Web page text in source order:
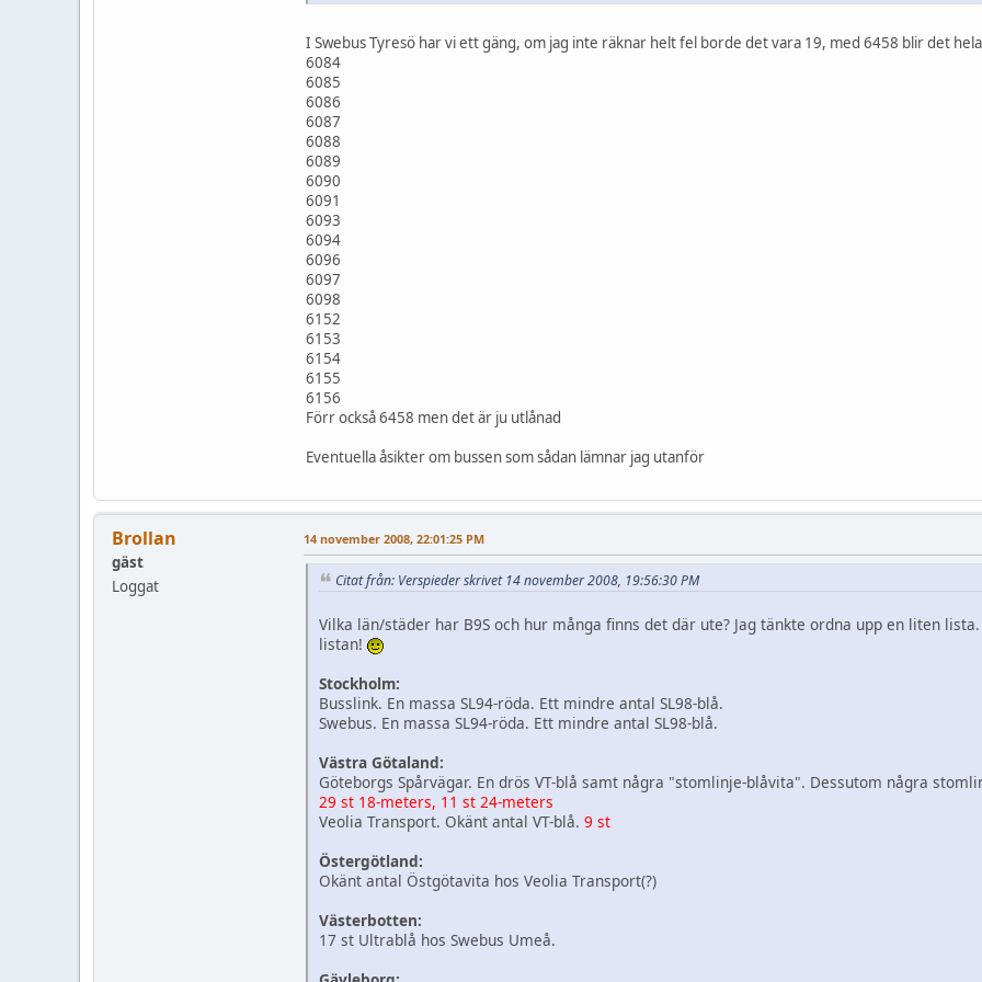
I Swebus Tyresö har vi ett gäng, om jag inte räknar helt fel borde det vara 19, med 6458 blir det
6084
6085
6086
6087
6088
6089
6090
6091
6093
6094
6096
6097
6098
6152
6153
6154
6155
6156
Förr också 6458 men det är ju utlånad
Eventuella åsikter om bussen som sådan lämnar jag utanför
Brollan
gäst
Loggat
14 november 2008, 22:01:25 PM
Citat från: Verspieder skrivet 14 november 2008, 19:56:30 PM
Vilka län/städer har B9S och hur många finns det där ute? Jag tänkte ordna upp en liten
listan!
Stockholm:
Busslink. En massa SL94-röda. Ett mindre antal SL98-blå.
Swebus. En massa SL94-röda. Ett mindre antal SL98-blå.
Västra Götaland:
Göteborgs Spårvägar. En drös VT-blå samt några "stomlinje-blåvita". Dessutom några
29 st 18-meters, 11 st 24-meters
Veolia Transport. Okänt antal VT-blå. 9 st
Östergötland:
Okänt antal Östgötavita hos Veolia Transport(?)
Västerbotten:
17 st Ultrablå hos Swebus Umeå.